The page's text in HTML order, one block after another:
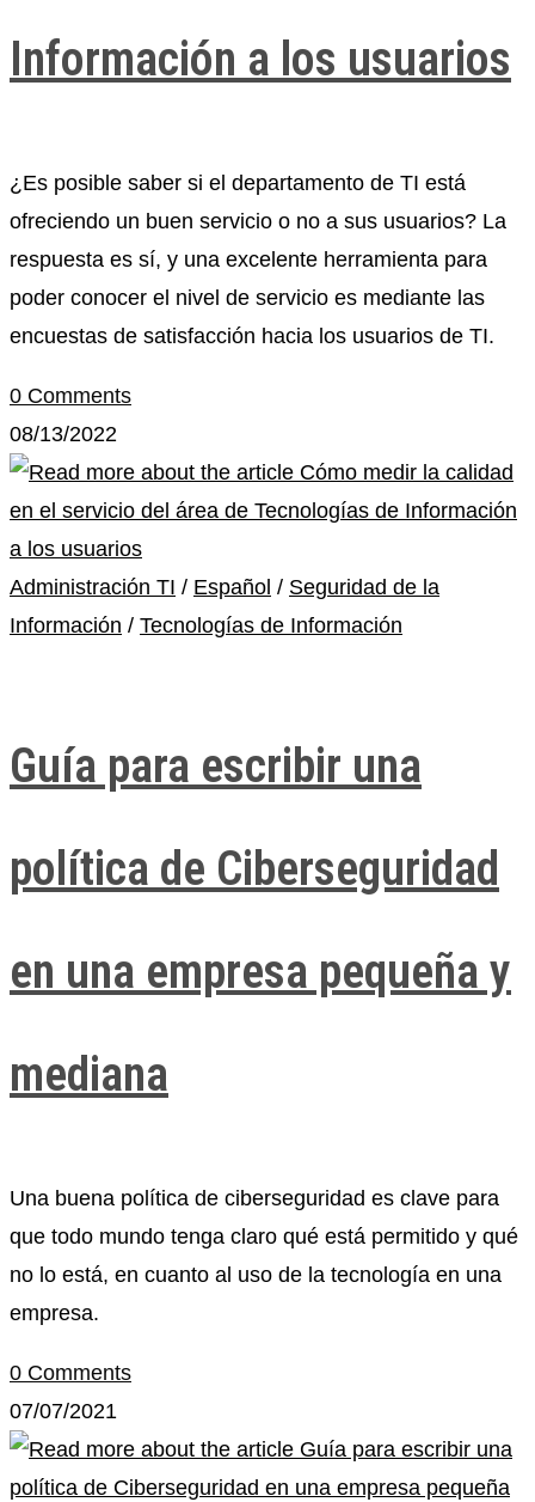
Información a los usuarios
¿Es posible saber si el departamento de TI está
ofreciendo un buen servicio o no a sus usuarios? La
respuesta es sí, y una excelente herramienta para
poder conocer el nivel de servicio es mediante las
encuestas de satisfacción hacia los usuarios de TI.
0 Comments
08/13/2022
Administración TI / Español / Seguridad de la
Información / Tecnologías de Información
Guía para escribir una
política de Ciberseguridad
en una empresa pequeña y
mediana
Una buena política de ciberseguridad es clave para
que todo mundo tenga claro qué está permitido y qué
no lo está, en cuanto al uso de la tecnología en una
empresa.
0 Comments
07/07/2021